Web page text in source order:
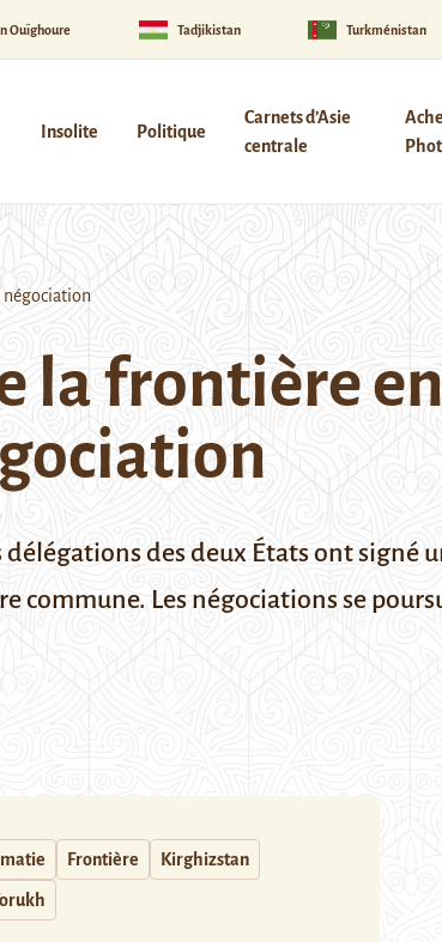
Ouïghoure Tadjikistan Turkménistan
Insolite Politique
Carnets d’Asie
centrale
négociation
la frontière
des deux États ont signé
commune. Les négociations se
Frontière Kirghizstan